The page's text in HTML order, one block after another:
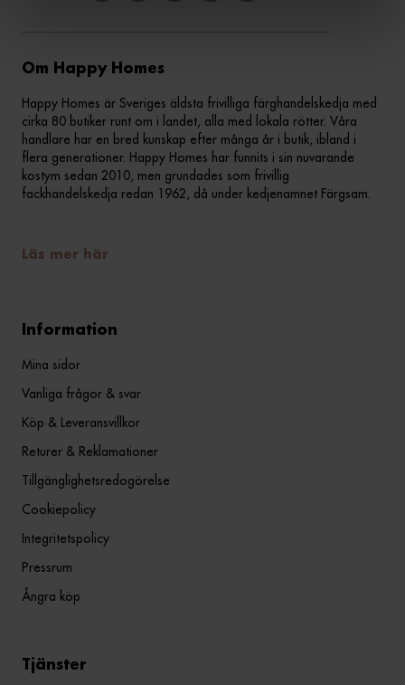
Om Happy Homes
Happy Homes är Sveriges äldsta frivilliga färghandelskedja med
cirka 80 butiker runt om i landet, alla med lokala rötter. Våra
handlare har en bred kunskap efter många år i butik, ibland i
flera generationer. Happy Homes har funnits i sin nuvarande
kostym sedan 2010, men grundades som frivillig
fackhandelskedja redan 1962, då under kedjenamnet Färgsam.
Läs mer här
Information
Mina sidor
Vanliga frågor & svar
Köp & Leveransvillkor
Returer & Reklamationer
Tillgänglighetsredogörelse
Cookiepolicy
Integritetspolicy
Pressrum
Ångra köp
Tjänster